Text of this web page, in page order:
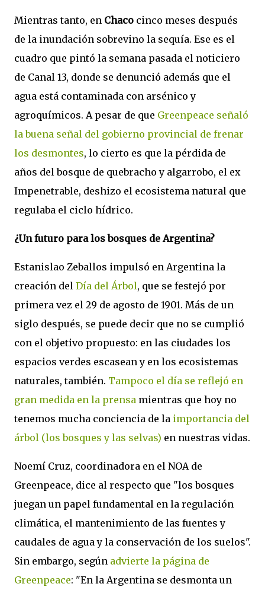
Mientras tanto, en Chaco cinco meses después
de la inundación sobrevino la sequía. Ese es el
cuadro que pintó la semana pasada el noticiero
de Canal 13, donde se denunció además que el
agua está contaminada con arsénico y
agroquímicos. A pesar de que Greenpeace señaló
la buena señal del gobierno provincial de frenar
los desmontes, lo cierto es que la pérdida de
años del bosque de quebracho y algarrobo, el ex
Impenetrable, deshizo el ecosistema natural que
regulaba el ciclo hídrico.
¿Un futuro para los bosques de Argentina?
Estanislao Zeballos impulsó en Argentina la
creación del Día del Árbol, que se festejó por
primera vez el 29 de agosto de 1901. Más de un
siglo después, se puede decir que no se cumplió
con el objetivo propuesto: en las ciudades los
espacios verdes escasean y en los ecosistemas
naturales, también. Tampoco el día se reflejó en
gran medida en la prensa mientras que hoy no
tenemos mucha conciencia de la importancia del
árbol (los bosques y las selvas) en nuestras vidas.
Noemí Cruz, coordinadora en el NOA de
Greenpeace, dice al respecto que "los bosques
juegan un papel fundamental en la regulación
climática, el mantenimiento de las fuentes y
caudales de agua y la conservación de los suelos".
Sin embargo, según advierte la página de
Greenpeace: "En la Argentina se desmonta un